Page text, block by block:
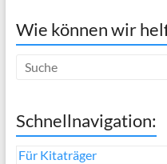
Wie können wir
Schnellnavigation:
Für Kitaträger